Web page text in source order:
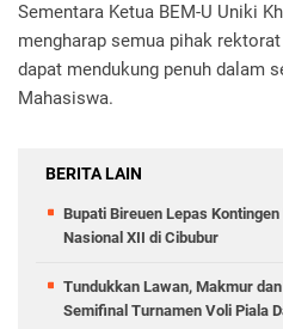
Sementara Ketua BEM-U Uniki
mengharap semua pihak
dapat mendukung penuh dalam
Mahasiswa.
BERITA LAIN
Bupati Bireuen Lepas
Nasional XII di Cibubur
Tundukkan Lawan, Makmur
Semifinal Turnamen Voli Piala